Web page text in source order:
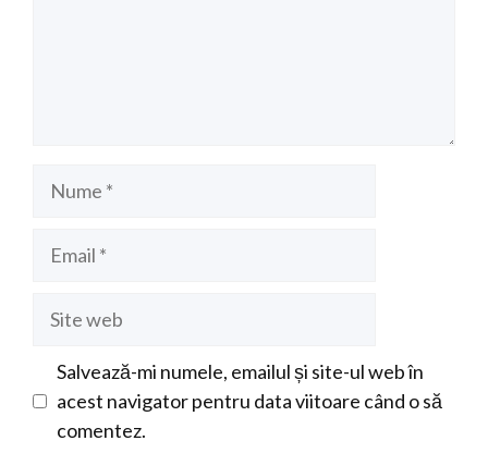
Salvează-mi numele, emailul și site-ul web în
acest navigator pentru data viitoare când o să
comentez.